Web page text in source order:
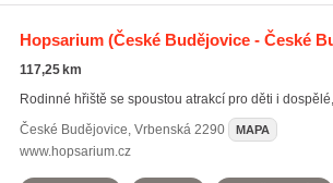
Hopsarium(České Budějovice - České
117,25 km
Rodinné hřiště se spoustou atrakcí pro děti i
České Budějovice, Vrbenská 2290 MAPA
www.hopsarium.cz